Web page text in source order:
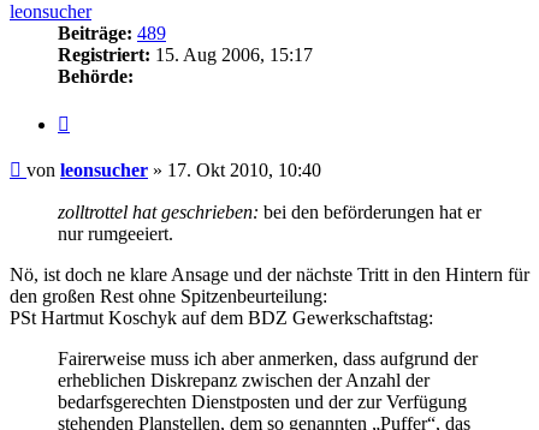
leonsucher
Beiträge: 489
Registriert: 15. Aug 2006, 15:17
Behörde:
Beitrag
von leonsucher » 17. Okt 2010, 10:40
zolltrottel hat geschrieben: bei den beförderungen hat er
nur rumgeeiert.
Nö, ist doch ne klare Ansage und der nächste Tritt in den Hintern für
den großen Rest ohne Spitzenbeurteilung:
PSt Hartmut Koschyk auf dem BDZ Gewerkschaftstag:
Fairerweise muss ich aber anmerken, dass aufgrund der
erheblichen Diskrepanz zwischen der Anzahl der
bedarfsgerechten Dienstposten und der zur Verfügung
stehenden Planstellen, dem so genannten „Puffer“, das